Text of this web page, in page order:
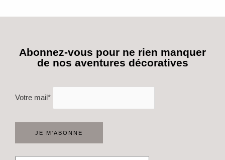
Abonnez-vous pour ne rien manquer
de nos aventures décoratives
Votre mail*